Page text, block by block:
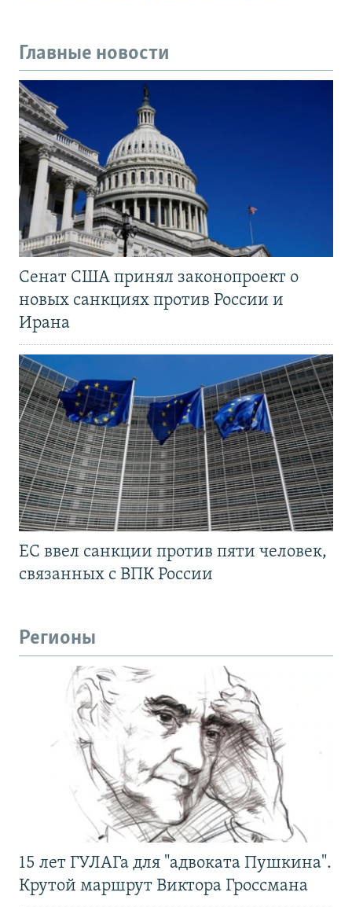
Главные новости
Сенат США принял законопроект о
новых санкциях против России и
Ирана
ЕС ввел санкции против пяти человек,
связанных с ВПК России
Регионы
15 лет ГУЛАГа для "адвоката Пушкина".
Крутой маршрут Виктора Гроссмана